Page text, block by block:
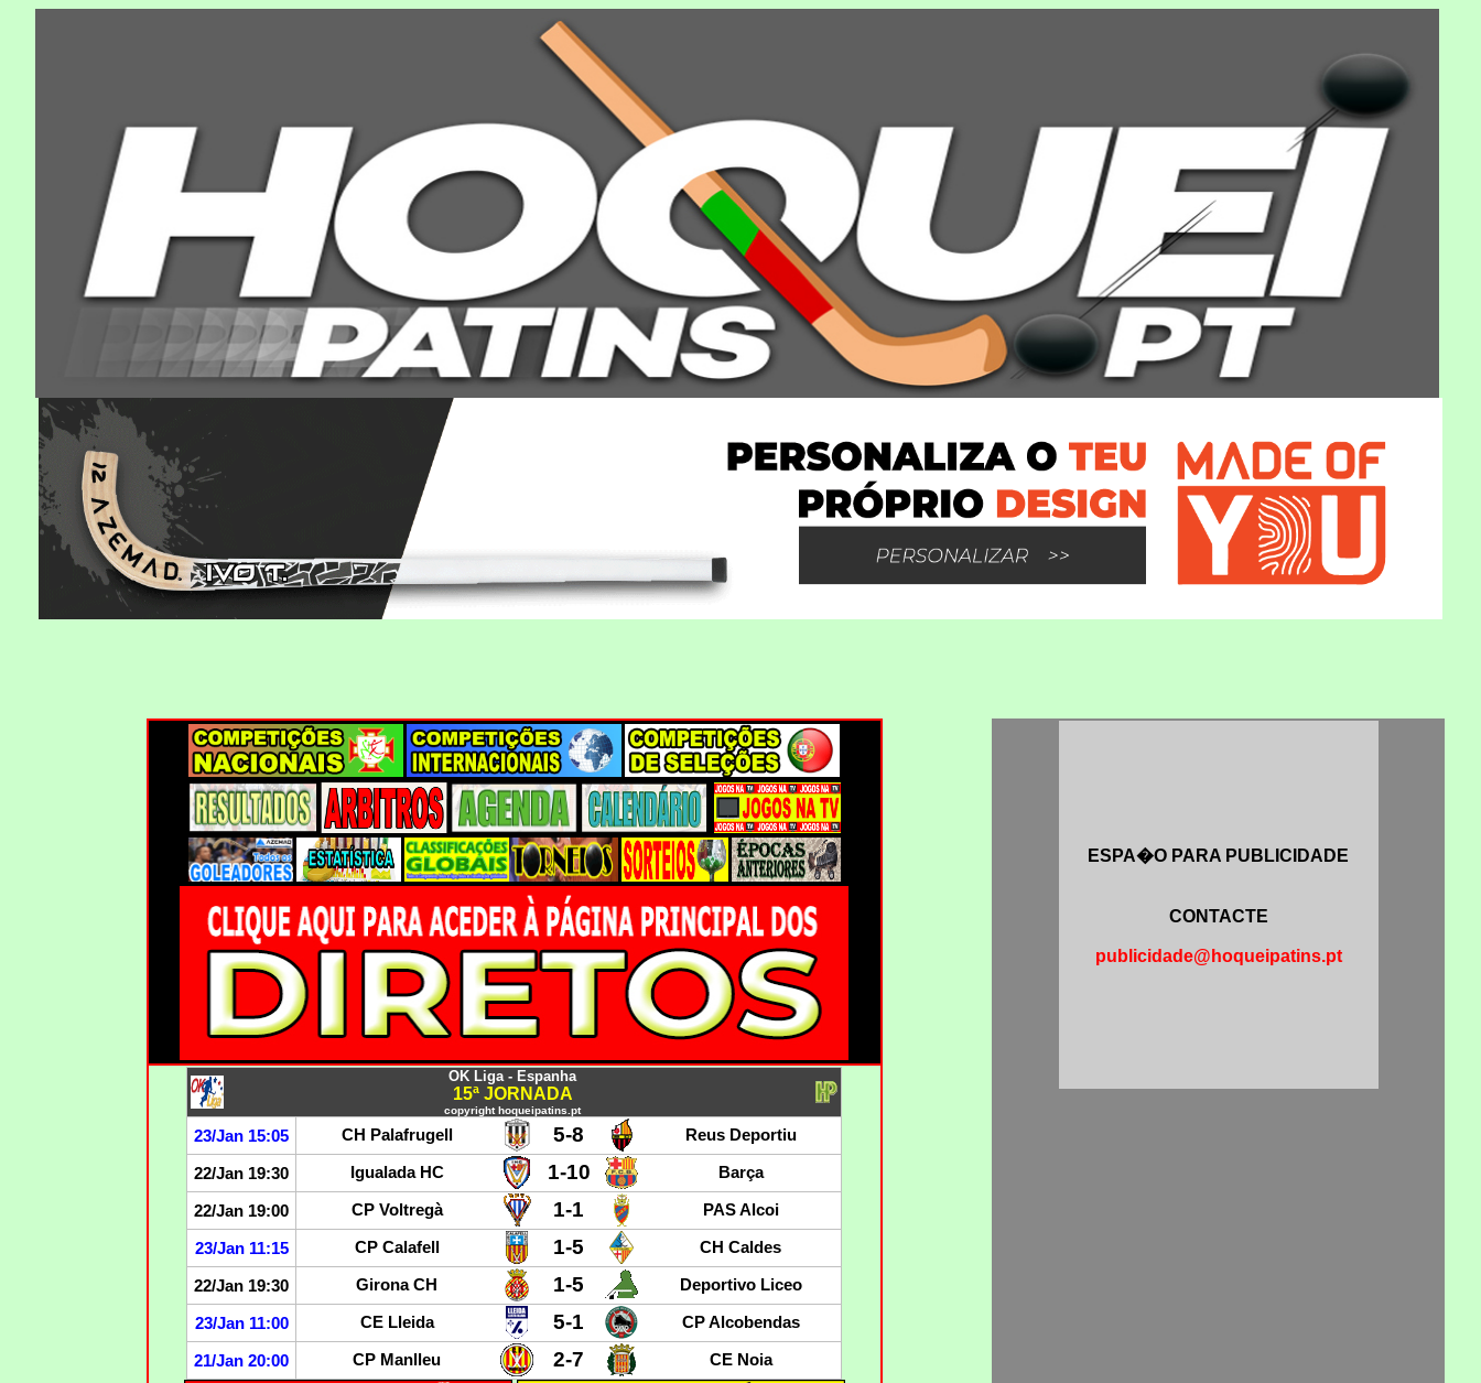
OK Liga - Espanha
15ª JORNADA
copyright hoqueipatins.pt
23/Jan 15:05 CH Palafrugell 5-8 Reus Deportiu
22/Jan 19:30 Igualada HC 1-10 Barça
22/Jan 19:00 CP Voltregà 1-1 PAS Alcoi
23/Jan 11:15 CP Calafell 1-5 CH Caldes
22/Jan 19:30 Girona CH 1-5 Deportivo Liceo
23/Jan 11:00 CE Lleida 5-1 CP Alcobendas
21/Jan 20:00 CP Manlleu 2-7 CE Noia
ESPA�O PARA PUBLICIDADE
CONTACTE
publicidade@hoqueipatins.pt